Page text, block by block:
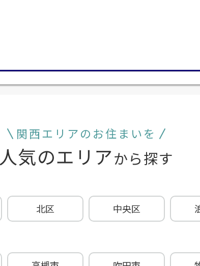
関西エリアのお住まいを
人気のエリアから探す
北区 中央区